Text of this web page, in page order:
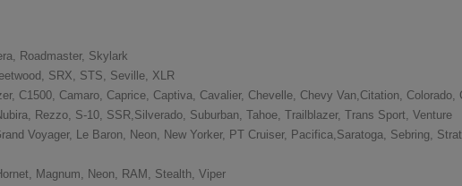
Roadmaster, Skylark
SRX, STS, Seville, XLR
C1500, Camaro, Caprice, Captiva, Cavalier, Chevelle, Chevy Van,Citation,
Rezzo, S-10, SSR,Silverado, Suburban, Tahoe, Trailblazer, Trans Sport, Venture
Voyager, Le Baron, Neon, New Yorker, PT Cruiser, Pacifica,Saratoga, Sebring,
Magnum, Neon, RAM, Stealth, Viper